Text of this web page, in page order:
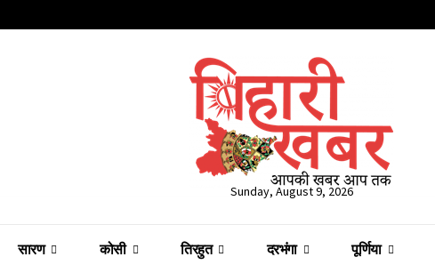
Sunday, August 9, 2026
सारण कोसी तिरहुत दरभंगा पूर्णिया